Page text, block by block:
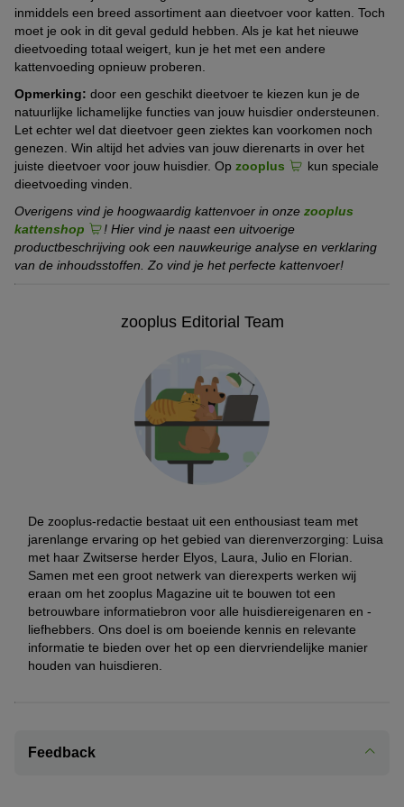
inmiddels een breed assortiment aan dieetvoer voor katten. Toch
moet je ook in dit geval geduld hebben. Als je kat het nieuwe
dieetvoeding totaal weigert, kun je het met een andere
kattenvoeding opnieuw proberen.
Opmerking: door een geschikt dieetvoer te kiezen kun je de
natuurlijke lichamelijke functies van jouw huisdier ondersteunen.
Let echter wel dat dieetvoer geen ziektes kan voorkomen noch
genezen. Win altijd het advies van jouw dierenarts in over het
juiste dieetvoer voor jouw huisdier. Op zooplus
kun speciale
dieetvoeding vinden.
Overigens vind je hoogwaardig kattenvoer in onze zooplus
kattenshop
! Hier vind je naast een uitvoerige
productbeschrijving ook een nauwkeurige analyse en verklaring
van de inhoudsstoffen. Zo vind je het perfecte kattenvoer!
zooplus Editorial Team
De zooplus-redactie bestaat uit een enthousiast team met
jarenlange ervaring op het gebied van dierenverzorging: Luisa
met haar Zwitserse herder Elyos, Laura, Julio en Florian.
Samen met een groot netwerk van dierexperts werken wij
eraan om het zooplus Magazine uit te bouwen tot een
betrouwbare informatiebron voor alle huisdiereigenaren en -
liefhebbers. Ons doel is om boeiende kennis en relevante
informatie te bieden over het op een diervriendelijke manier
houden van huisdieren.
Feedback